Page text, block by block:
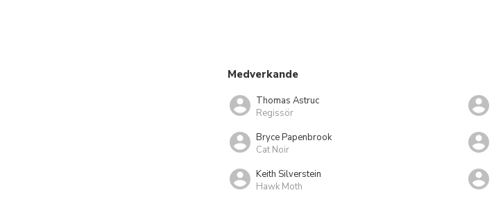
Medverkande
Thomas Astruc
Regissör
Bryce Papenbrook
Cat Noir
Keith Silverstein
Hawk Moth